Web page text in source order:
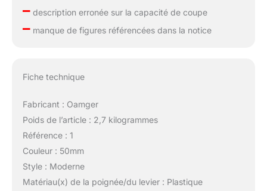
–description erronée sur la capacité de coupe
–manque de figures référencées dans la notice
Fiche technique
Fabricant : Oamger
Poids de l’article : 2,7 kilogrammes
Référence : 1
Couleur : 50mm
Style : Moderne
Matériau(x) de la poignée/du levier : Plastique